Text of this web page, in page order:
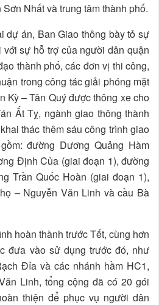
Nhất và trung tâm thành phố.
dự án, Ban Giao thông bày tỏ sự
sự hỗ trợ của người dân quận
thành phố, các đơn vị thi công,
trong công tác giải phóng mặt
Kỳ – Tân Quý được thông xe cho
Ất Tỵ, ngành giao thông thành
thác thêm sáu công trình giao
đường Dương Quảng Hàm
Định Của (giai đoạn 1), đường
Trần Quốc Hoàn (giai đoạn 1),
– Nguyễn Văn Linh và cầu Bà
hoàn thành trước Tết, cùng hơn
đưa vào sử dụng trước đó, như
Đỉa và các nhánh hầm HC1,
Linh, tổng cộng đã có 20 gói
thiện để phục vụ người dân